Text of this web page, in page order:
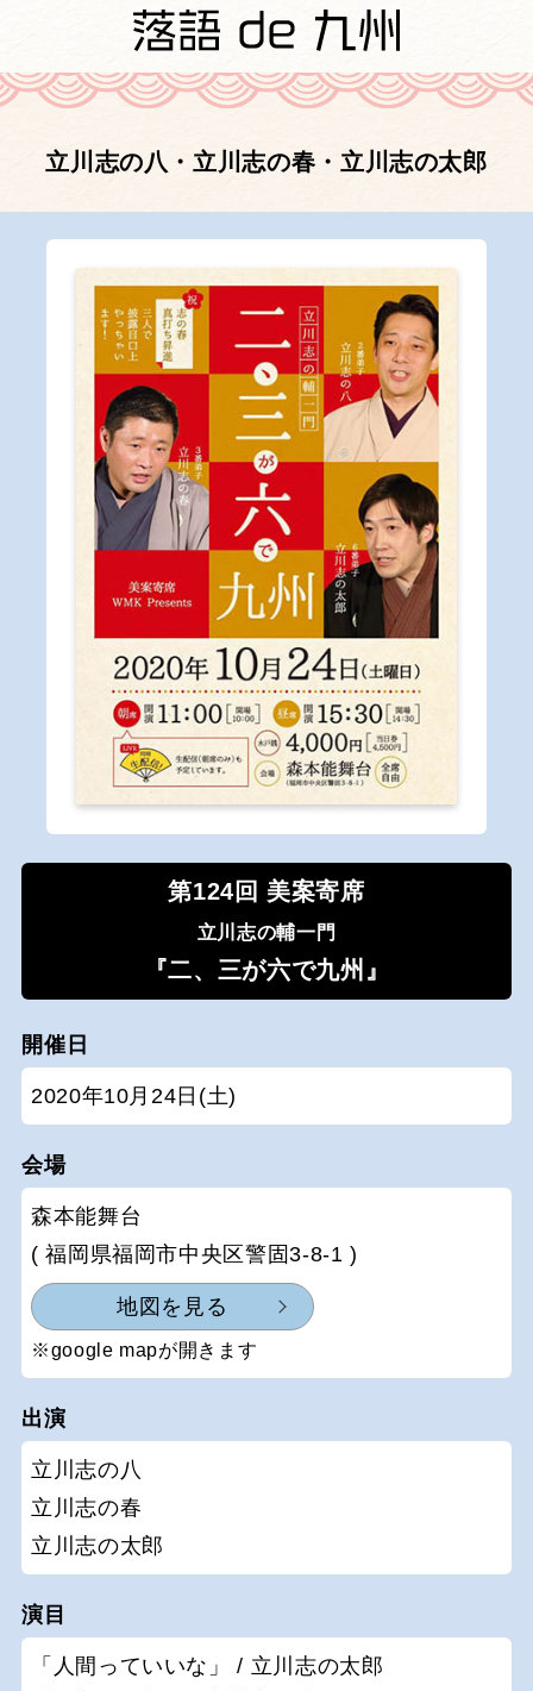
立川志の八・立川志の春・立川志の太郎
第124回 美案寄席
立川志の輔一門
『二、三が六で九州』
開催日
2020年10月24日(土)
会場
森本能舞台
( 福岡県福岡市中央区警固3-8-1 )
地図を見る
※google mapが開きます
出演
立川志の八
立川志の春
立川志の太郎
演目
「人間っていいな」 / 立川志の太郎